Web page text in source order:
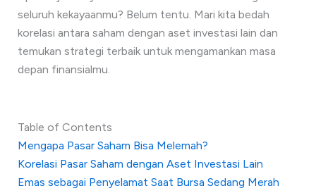
seluruh kekayaanmu? Belum tentu. Mari kita bedah
korelasi antara saham dengan aset investasi lain dan
temukan strategi terbaik untuk mengamankan masa
depan finansialmu.
Table of Contents
Mengapa Pasar Saham Bisa Melemah?
Korelasi Pasar Saham dengan Aset Investasi Lain
Emas sebagai Penyelamat Saat Bursa Sedang Merah